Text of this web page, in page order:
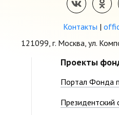
Контакты |
121099, г. Москва, ул.
Проекты
Портал Фонда